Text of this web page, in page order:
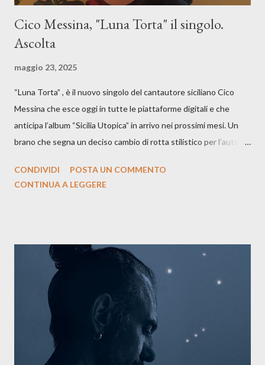
Cico Messina, "Luna Torta" il singolo.
Ascolta
maggio 23, 2025
“Luna Torta” , è il nuovo singolo del cantautore siciliano Cico
Messina che esce oggi in tutte le piattaforme digitali e che
anticipa l’album “Sicilia Utopica” in arrivo nei prossimi mesi. Un
brano che segna un deciso cambio di rotta stilistico per l’autore
testo ibrido tra italiano e siciliano, e un’urgenza espressiva che
La canzone racconta la difficoltà di creare, e perfino di esistere,
sotto il peso della realtà. Ma lo fa cercando una via d’uscita, una
forma di assoluzione, nel vivere e nel suonare, nel trovare respiro
anche quando l’aria sembra farsi più densa. Il brano è anche una
dichiarazione d’intenti: Cico Messina apre il suo nuovo percorso
artistico con una composizi...
CONDIVIDI
POSTA UN COMMENTO
CONTINUA A LEGGERE